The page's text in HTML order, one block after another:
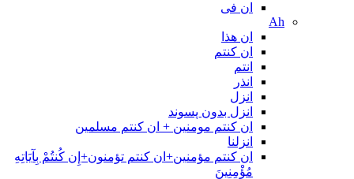
ان فی
Ah
ان هذا
ان کنتم
انتم
انذر
انزل
انزل بدون پسوند
ان کنتم مومنین + ان کنتم مسلمین
انزلنا
ان كنتم مؤمنين+ان كنتم تؤمنون+إِن كُنتُمْ بِآيَاتِهِ
مُؤْمِنِينَ